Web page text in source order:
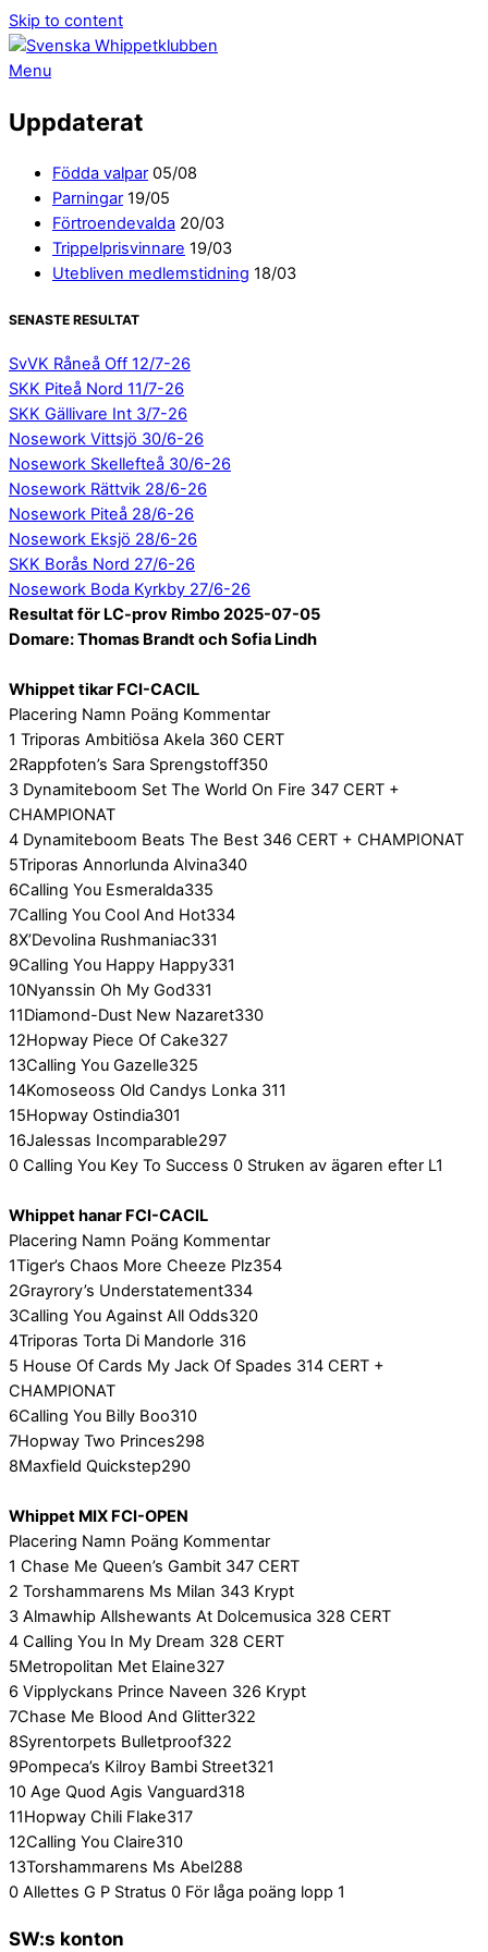
Skip to content
Menu
Uppdaterat
Födda valpar 05/08
Parningar 19/05
Förtroendevalda 20/03
Trippelprisvinnare 19/03
Utebliven medlemstidning 18/03
SENASTE RESULTAT
SvVK Råneå Off 12/7-26
SKK Piteå Nord 11/7-26
SKK Gällivare Int 3/7-26
Nosework Vittsjö 30/6-26
Nosework Skellefteå 30/6-26
Nosework Rättvik 28/6-26
Nosework Piteå 28/6-26
Nosework Eksjö 28/6-26
SKK Borås Nord 27/6-26
Nosework Boda Kyrkby 27/6-26
Resultat för LC-prov Rimbo 2025-07-05
Domare: Thomas Brandt och Sofia Lindh
Whippet tikar FCI-CACIL
Placering Namn Poäng Kommentar
1 Triporas Ambitiösa Akela 360 CERT
2Rappfoten’s Sara Sprengstoff350
3 Dynamiteboom Set The World On Fire 347 CERT +
CHAMPIONAT
4 Dynamiteboom Beats The Best 346 CERT + CHAMPIONAT
5Triporas Annorlunda Alvina340
6Calling You Esmeralda335
7Calling You Cool And Hot334
8X’Devolina Rushmaniac331
9Calling You Happy Happy331
10Nyanssin Oh My God331
11Diamond-Dust New Nazaret330
12Hopway Piece Of Cake327
13Calling You Gazelle325
14Komoseoss Old Candys Lonka 311
15Hopway Ostindia301
16Jalessas Incomparable297
0 Calling You Key To Success 0 Struken av ägaren efter L1
Whippet hanar FCI-CACIL
Placering Namn Poäng Kommentar
1Tiger’s Chaos More Cheeze Plz354
2Grayrory’s Understatement334
3Calling You Against All Odds320
4Triporas Torta Di Mandorle 316
5 House Of Cards My Jack Of Spades 314 CERT +
CHAMPIONAT
6Calling You Billy Boo310
7Hopway Two Princes298
8Maxfield Quickstep290
Whippet MIX FCI-OPEN
Placering Namn Poäng Kommentar
1 Chase Me Queen’s Gambit 347 CERT
2 Torshammarens Ms Milan 343 Krypt
3 Almawhip Allshewants At Dolcemusica 328 CERT
4 Calling You In My Dream 328 CERT
5Metropolitan Met Elaine327
6 Vipplyckans Prince Naveen 326 Krypt
7Chase Me Blood And Glitter322
8Syrentorpets Bulletproof322
9Pompeca’s Kilroy Bambi Street321
10 Age Quod Agis Vanguard318
11Hopway Chili Flake317
12Calling You Claire310
13Torshammarens Ms Abel288
0 Allettes G P Stratus 0 För låga poäng lopp 1
SW:s konton